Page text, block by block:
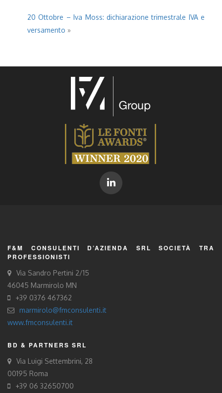
20 Ottobre – Iva Moss: dichiarazione trimestrale IVA e
versamento »
F&M CONSULENTI D’AZIENDA SRL SOCIETÀ TRA
PROFESSIONISTI
Via Sandro Pertini 2/15
46045 Marmirolo MN
+39 0376 467362
marmirolo@fmconsulenti.it
www.fmconsulenti.it
BD & PARTNERS SRL
Via Luigi Settembrini, 28
00195 Roma
+39 06 32650700